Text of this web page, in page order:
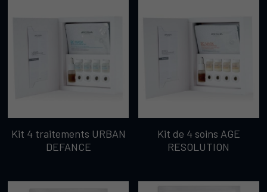
Kit 4 traitements URBAN
DEFANCE
Kit de 4 soins AGE
RESOLUTION